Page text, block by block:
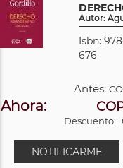
Autor:
Isbn:
676
Antes:
Ahora:
Descuento:
NOTIFICARME